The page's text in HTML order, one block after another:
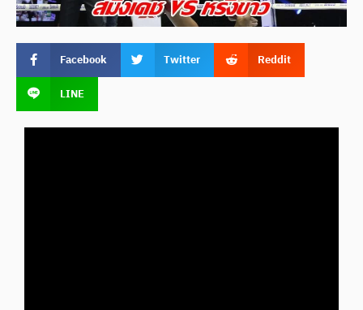
Facebook Twitter
Reddit
LINE